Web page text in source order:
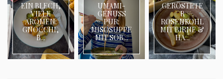
EIN BLECH,
VIELE
AROMEN:
GNOCCHI,
B...
UMAMI-
GENUSS
PUR:
MISOSUPPE
MIT SOB...
GERÖSTETE
R
ROSENKOHL
MIT BIRNE &
HA...